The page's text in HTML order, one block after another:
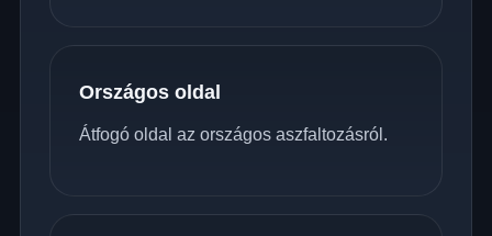
Országos oldal
Átfogó oldal az országos aszfaltozásról.